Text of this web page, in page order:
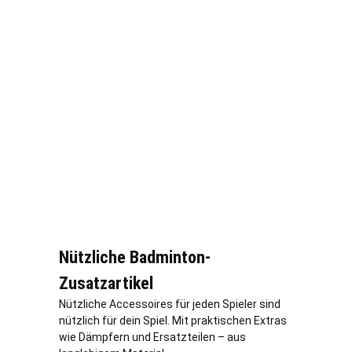
Nützliche Badminton-
Zusatzartikel
Nützliche Accessoires für jeden Spieler sind
nützlich für dein Spiel. Mit praktischen Extras
wie Dämpfern und Ersatzteilen – aus